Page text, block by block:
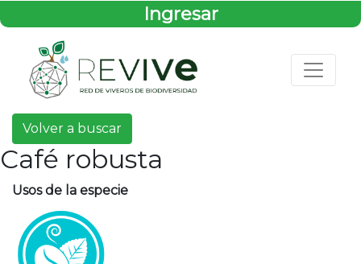
Ingresar
Volver a buscar
Café robusta
Usos de la especie